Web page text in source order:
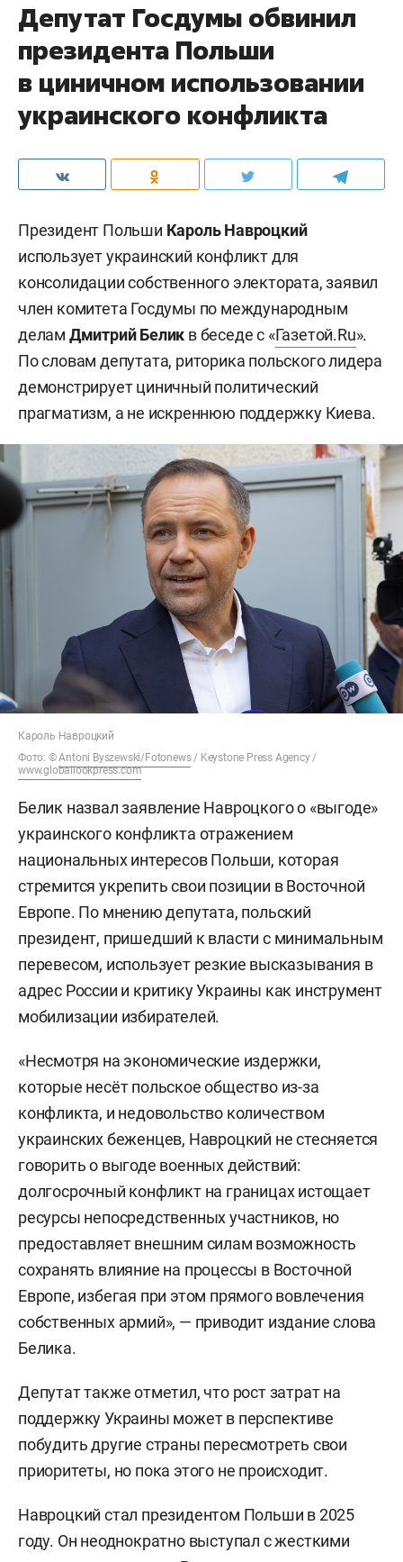
Депутат Госдумы обвинил
президента Польши
в циничном использовании
украинского конфликта
Президент Польши Кароль Навроцкий
использует украинский конфликт для
консолидации собственного электората, заявил
член комитета Госдумы по международным
делам Дмитрий Белик в беседе с «Газетой.Ru».
По словам депутата, риторика польского лидера
демонстрирует циничный политический
прагматизм, а не искреннюю поддержку Киева.
Кароль Навроцкий
Фото: ©Antoni Byszewski/Fotonews/ Keystone Press Agency /
www.globallookpress.com
Белик назвал заявление Навроцкого о «выгоде»
украинского конфликта отражением
национальных интересов Польши, которая
стремится укрепить свои позиции в Восточной
Европе. По мнению депутата, польский
президент, пришедший к власти с минимальным
перевесом, использует резкие высказывания в
адрес России и критику Украины как инструмент
мобилизации избирателей.
«Несмотря на экономические издержки,
которые несёт польское общество из-за
конфликта, и недовольство количеством
украинских беженцев, Навроцкий не стесняется
говорить о выгоде военных действий:
долгосрочный конфликт на границах истощает
ресурсы непосредственных участников, но
предоставляет внешним силам возможность
сохранять влияние на процессы в Восточной
Европе, избегая при этом прямого вовлечения
собственных армий», — приводит издание слова
Белика.
Депутат также отметил, что рост затрат на
поддержку Украины может в перспективе
побудить другие страны пересмотреть свои
приоритеты, но пока этого не происходит.
Навроцкий стал президентом Польши в 2025
году. Он неоднократно выступал с жесткими